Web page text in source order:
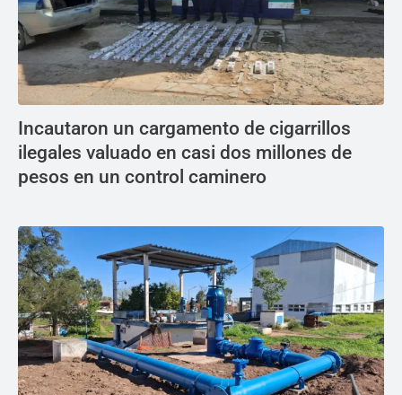
Incautaron un cargamento de cigarrillos
ilegales valuado en casi dos millones de
pesos en un control caminero